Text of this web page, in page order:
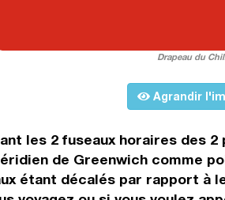
Drapeau du
Agrandir
les 2 fuseaux horaires des
de Greenwich comme
étant décalés par rapport à